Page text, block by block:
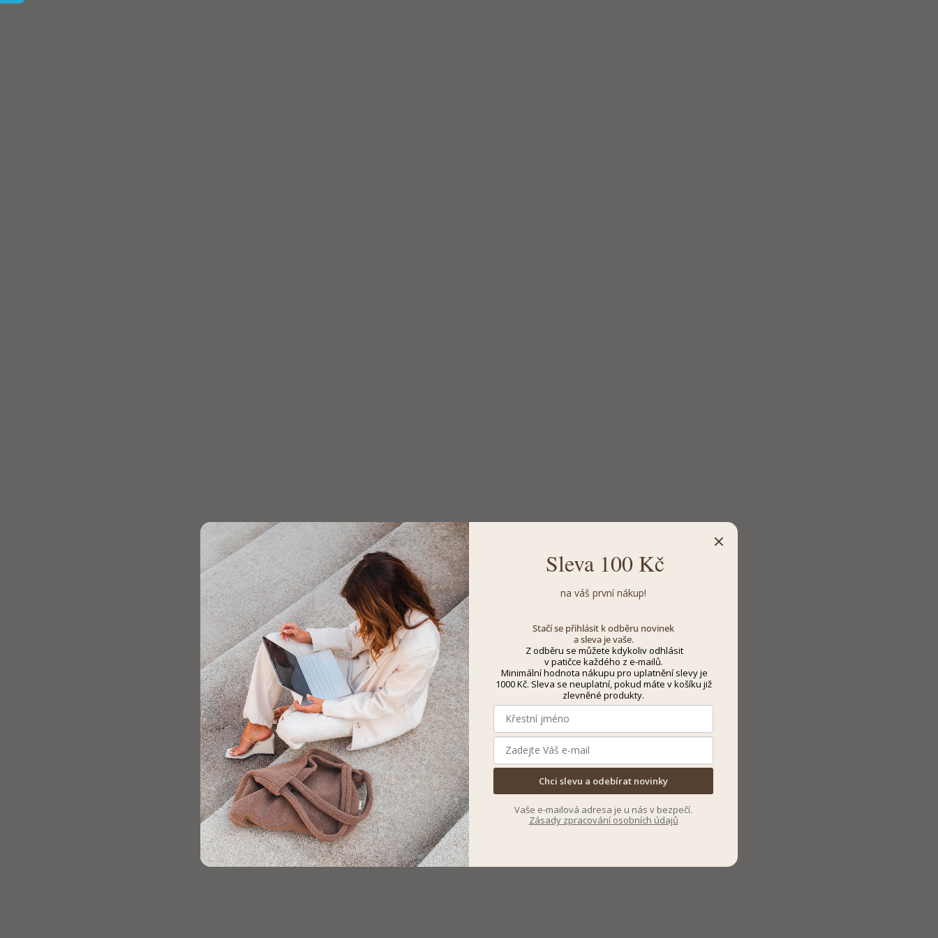
Sleva 100 Kč
na váš první nákup!
Stačí se přihlásit k odběru novinek
a sleva je vaše.
Z odběru se můžete kdykoliv odhlásit
v patičce každého z e-mailů.
Minimální hodnota nákupu pro uplatnění slevy je
1000 Kč. Sleva se neuplatní, pokud máte v košíku již
zlevněné produkty.
Chci slevu a odebírat novinky
Vaše e-mailová adresa je u nás v bezpečí.
Zásady zpracování osobních údajů